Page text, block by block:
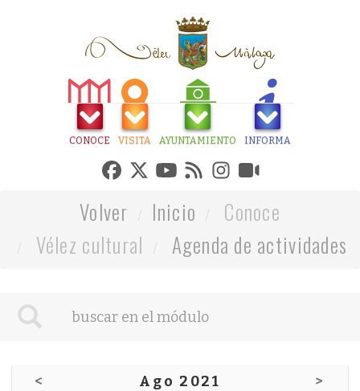
CONOCE VISITA AYUNTAMIENTO INFORMA
Volver Inicio
Conoce
Vélez cultural
Agenda de actividades
< Ago 2021 >